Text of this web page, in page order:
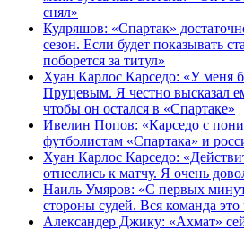
снял»
Кудряшов: «Спартак»
сезон. Если будет показывать
поборется за титул»
Хуан Карлос Карседо: «У меня
Пруцевым. Я честно высказал
чтобы он остался в «Спартаке»
Ивелин Попов: «Карседо с
футболистам «Спартака» и
Хуан Карлос Карседо:
отнеслись к матчу. Я очень
Наиль Умяров: «С первых минут
стороны судей. Вся команда это
Александер Джику: «Ахмат»